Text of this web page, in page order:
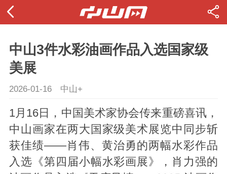
中山3件水彩油画作品入选国家级
美展
2026-01-16 中山+
1月16日，中国美术家协会传来重磅喜讯，
中山画家在两大国家级美术展览中同步斩
获佳绩——肖伟、黄治勇的两幅水彩作品
入选《第四届小幅水彩画展》，肖力强的